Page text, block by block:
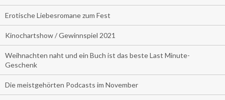
Erotische Liebesromane zum Fest
Kinochartshow / Gewinnspiel 2021
Weihnachten naht und ein Buch ist das beste Last Minute-
Geschenk
Die meistgehörten Podcasts im November